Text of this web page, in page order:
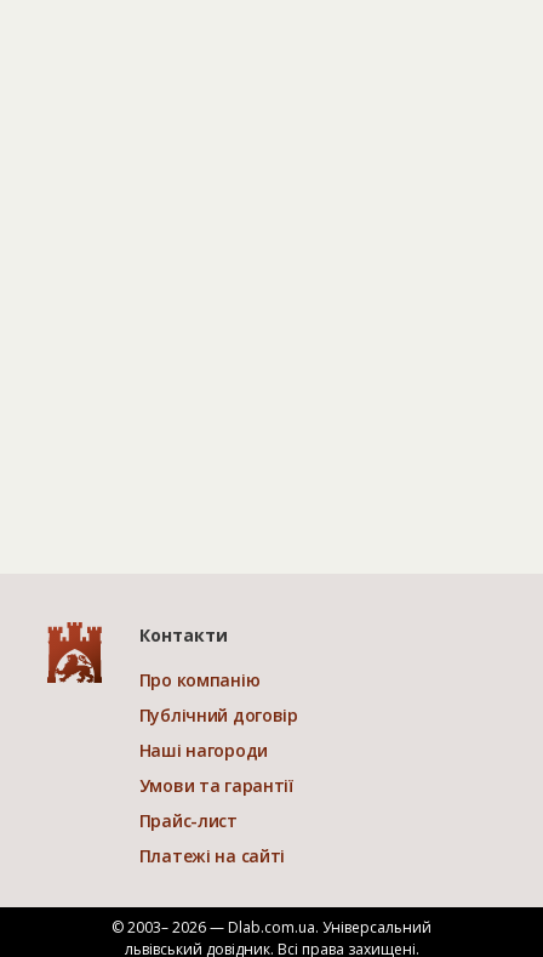
Контакти
Про компанію
Публічний договір
Наші нагороди
Умови та гарантії
Прайс-лист
Платежі на сайті
© 2003– 2026 — Dlab.com.ua. Універсальний
львівський довідник. Всі права захищені.